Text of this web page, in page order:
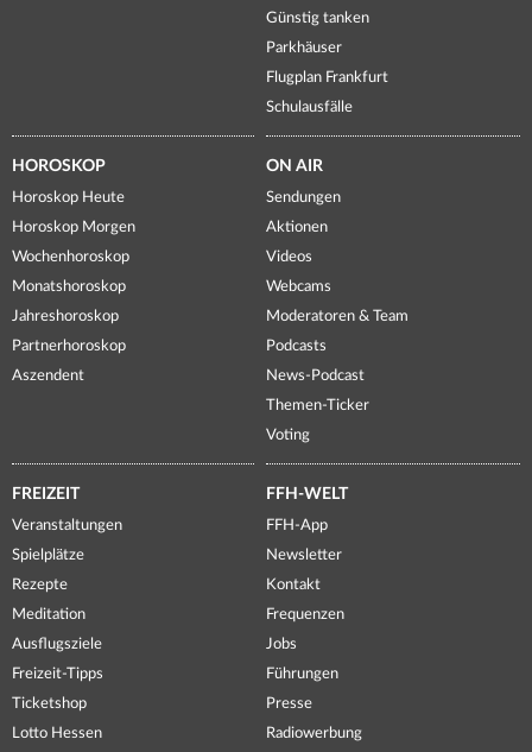
Günstig tanken
Parkhäuser
Flugplan Frankfurt
Schulausfälle
HOROSKOP
Horoskop Heute
Horoskop Morgen
Wochenhoroskop
Monatshoroskop
Jahreshoroskop
Partnerhoroskop
Aszendent
ON AIR
Sendungen
Aktionen
Videos
Webcams
Moderatoren & Team
Podcasts
News-Podcast
Themen-Ticker
Voting
FREIZEIT
Veranstaltungen
Spielplätze
Rezepte
Meditation
Ausflugsziele
Freizeit-Tipps
Ticketshop
Lotto Hessen
FFH-WELT
FFH-App
Newsletter
Kontakt
Frequenzen
Jobs
Führungen
Presse
Radiowerbung